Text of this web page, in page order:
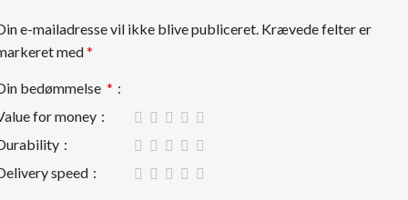
e-mailadresse vil ikke blive publiceret. Krævede felter er
med*
bedømmelse *
for money
speed